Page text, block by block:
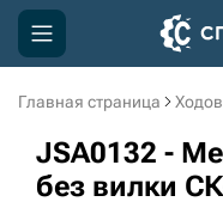
Главная страница
JSA0132 -
без вилки
Компания
Акции